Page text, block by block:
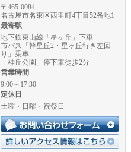
〒465-0084
名古屋市名東区西里町4丁目52番地1
最寄駅
地下鉄東山線「星ヶ丘」下車
市バス「幹星丘2・星ヶ丘行き左回
り」乗車
「神丘公園」停下車徒歩2分
営業時間
9:00～17:30
定休日
土曜・日曜・祝祭日